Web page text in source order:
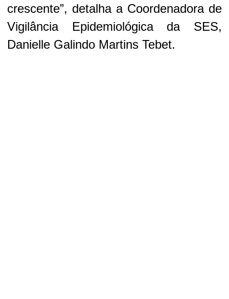
crescente”, detalha a Coordenadora de
Vigilância Epidemiológica da SES,
Danielle Galindo Martins Tebet.